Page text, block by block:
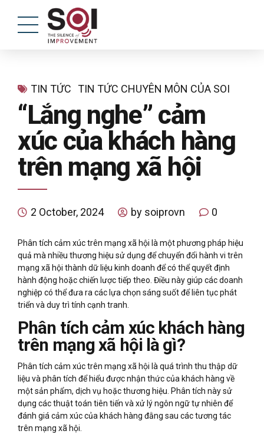
TIN TỨC TIN TỨC CHUYÊN MÔN CỦA SOI
“Lắng nghe” cảm
xúc của khách hàng
trên mạng xã hội
2 October, 2024 by soiprovn 0
Phân tích cảm xúc trên mạng xã hội là một phương pháp hiệu
quả mà nhiều thương hiệu sử dụng để chuyển đổi hành vi trên
mạng xã hội thành dữ liệu kinh doanh để có thể quyết định
hành động hoặc chiến lược tiếp theo. Điều này giúp các doanh
nghiệp có thể đưa ra các lựa chọn sáng suốt để liên tục phát
triển và duy trì tính cạnh tranh.
Phân tích cảm xúc khách hàng
trên mạng xã hội là gì?
Phân tích cảm xúc trên mạng xã hội là quá trình thu thập dữ
liệu và phân tích để hiểu được nhận thức của khách hàng về
một sản phẩm, dịch vụ hoặc thương hiệu. Phân tích này sử
dụng các thuật toán tiên tiến và xử lý ngôn ngữ tự nhiên để
đánh giá cảm xúc của khách hàng đằng sau các tương tác
trên mạng xã hội.